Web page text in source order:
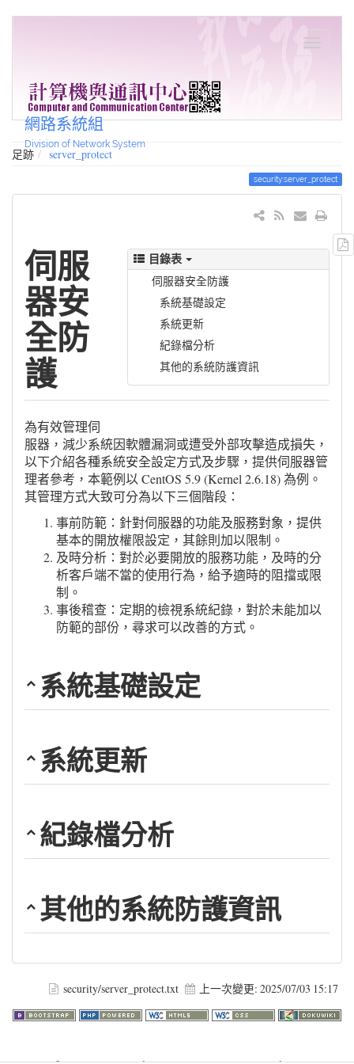
網路系統組
Division of Network System
足跡 server_protect
security:server_protect
目錄表
伺服器安全防護
系統基礎設定
系統更新
紀錄檔分析
其他的系統防護資訊
伺服
器安
全防
護
為有效管理伺
服器，減少系統因軟體漏洞或遭受外部攻擊造成損失，
以下介紹各種系統安全設定方式及步驟，提供伺服器管
理者參考，本範例以 CentOS 5.9 (Kernel 2.6.18) 為例。
其管理方式大致可分為以下三個階段：
事前防範：針對伺服器的功能及服務對象，提供
基本的開放權限設定，其餘則加以限制。
及時分析：對於必要開放的服務功能，及時的分
析客戶端不當的使用行為，給予適時的阻擋或限
制。
事後稽查：定期的檢視系統紀錄，對於未能加以
防範的部份，尋求可以改善的方式。
系統基礎設定
系統更新
紀錄檔分析
其他的系統防護資訊
security/server_protect.txt 上一次變更: 2025/07/03 15:17